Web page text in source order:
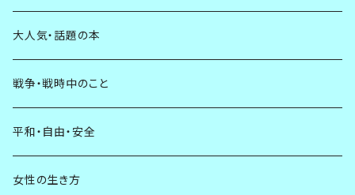
大人気・話題の本
戦争・戦時中のこと
平和・自由・安全
女性の生き方